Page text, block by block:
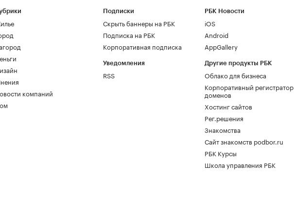
компаний
Подписки
Скрыть баннеры на РБК
Подписка на РБК
Корпоративная подписка
Уведомления
RSS
РБК Новости
iOS
Android
AppGallery
Другие продукты РБК
Облако для бизнеса
Корпоративный регистратор
доменов
Хостинг сайтов
Рег.решения
Знакомства
Сайт знакомств podbor.ru
РБК Курсы
Школа управления РБК